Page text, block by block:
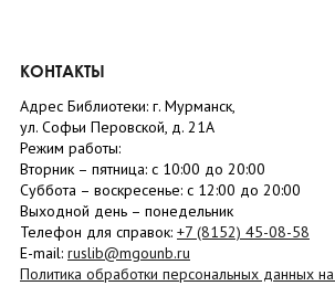
КОНТАКТЫ
Адрес Библиотеки: г. Мурманск,
ул. Софьи Перовской, д. 21А
Режим работы:
Вторник – пятница: с 10:00 до 20:00
Суббота – воскресенье: c 12:00 до 20:00
Выходной день – понедельник
Телефон для справок: +7 (8152) 45-08-58
E-mail: ruslib@mgounb.ru
Политика обработки персональных данных